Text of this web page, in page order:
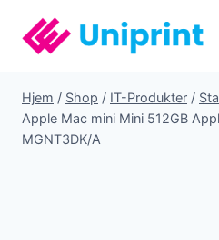
indhold
Hjem / Shop / IT-Produkter /
Apple Mac mini Mini 512GB
MGNT3DK/A